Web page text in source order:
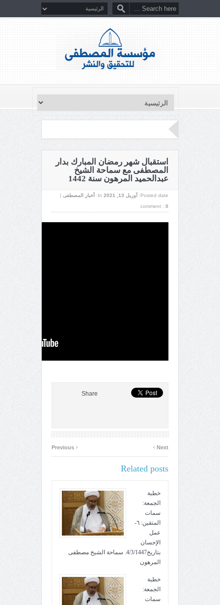
استقبال شهر رمضان المبارك بدار
المصطفى مع سماحة الشيخ
عبدالحميد المرهون سنة 1442
Posted date: آوریل 13, 2021 In: أخبار المصطفى |
comment : 0
Share
‹ Next
›
Related posts
خطبة
الجمعة:
سمات
المتقين: ٦-
عمل
الإحسان
بتاريخ4/3/1447. سماحة الشيخ مصطفى
المرهون
خطبة
الجمعة:
سمات